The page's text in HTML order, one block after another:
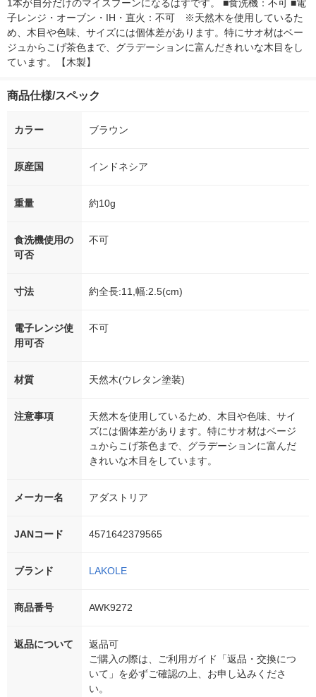
1本が自分だけのマイスプーンになるはずです。 ■食洗機：不可 ■電
子レンジ・オーブン・IH・直火：不可　※天然木を使用しているた
め、木目や色味、サイズには個体差があります。特にサオ材はベー
ジュからこげ茶色まで、グラデーションに富んだきれいな木目をし
ています。【木製】
商品仕様/スペック
カラー ブラウン
原産国 インドネシア
重量 約10g
食洗機使用の
可否
不可
寸法 約全長:11,幅:2.5(cm)
電子レンジ使
用可否
不可
材質 天然木(ウレタン塗装)
注意事項
天然木を使用しているため、木目や色味、サイ
ズには個体差があります。特にサオ材はベージ
ュからこげ茶色まで、グラデーションに富んだ
きれいな木目をしています。
メーカー名 アダストリア
JANコード 4571642379565
ブランド LAKOLE
商品番号 AWK9272
返品について
返品可
ご購入の際は、ご利用ガイド「返品・交換につ
いて」を必ずご確認の上、お申し込みくださ
い。